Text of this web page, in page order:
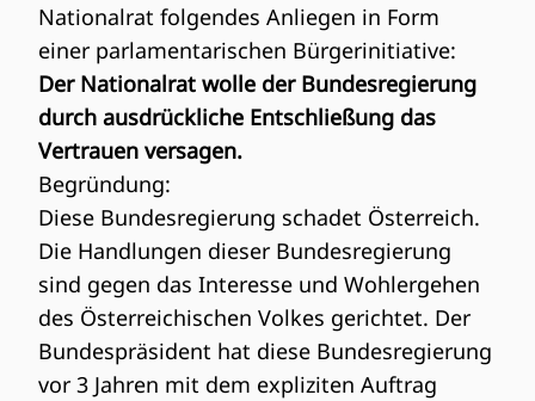
Nationalrat folgendes Anliegen in Form
einer parlamentarischen Bürgerinitiative:
Der Nationalrat wolle der Bundesregierung
durch ausdrückliche Entschließung das
Vertrauen versagen.
Begründung:
Diese Bundesregierung schadet Österreich.
Die Handlungen dieser Bundesregierung
sind gegen das Interesse und Wohlergehen
des Österreichischen Volkes gerichtet. Der
Bundespräsident hat diese Bundesregierung
vor 3 Jahren mit dem expliziten Auftrag